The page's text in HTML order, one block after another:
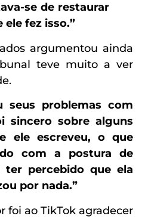
se de restaurar
ele fez isso.”
argumentou ainda
teve muito a ver
seus problemas com
sincero sobre alguns
ele escreveu, o que
com a postura de
ter percebido que ela
por nada.”
foi ao TikTok agradecer